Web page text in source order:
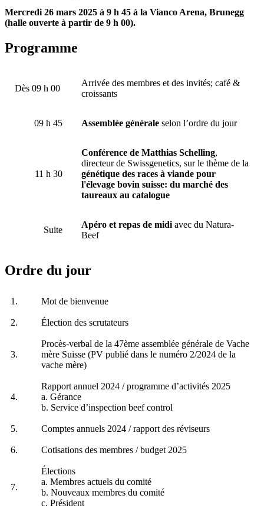
Mercredi 26 mars 2025 à 9 h 45 à la Vianco Arena, Brunegg
(halle ouverte à partir de 9 h 00).
Programme
Dès 09 h 00
Arrivée des membres et des invités; café &
croissants
09 h 45 Assemblée générale selon l’ordre du jour
11 h 30
Conférence de Matthias Schelling,
directeur de Swissgenetics, sur le thème de la
génétique des races à viande pour
l'élevage bovin suisse: du marché des
taureaux au catalogue
Suite
Apéro et repas de midi avec du Natura-
Beef
Ordre du jour
1. Mot de bienvenue
2. Élection des scrutateurs
3.
Procès-verbal de la 47ème assemblée générale de Vache
mère Suisse (PV publié dans le numéro 2/2024 de la
vache mère)
4.
Rapport annuel 2024 / programme d’activités 2025
a. Gérance
b. Service d’inspection beef control
5. Comptes annuels 2024 / rapport des réviseurs
6. Cotisations des membres / budget 2025
7.
Élections
a. Membres actuels du comité
b. Nouveaux membres du comité
c. Président